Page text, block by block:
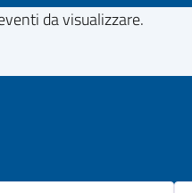
da visualizzare.